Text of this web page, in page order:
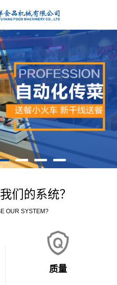
们的系统？
OUR SYSTEM?
质量